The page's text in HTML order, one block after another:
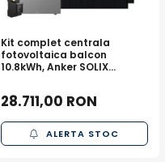
Kit complet centrala
fotovoltaica balcon
10.8kWh, Anker SOLIX
+ sistem prindere
28.711,00 RON
ALERTA STOC